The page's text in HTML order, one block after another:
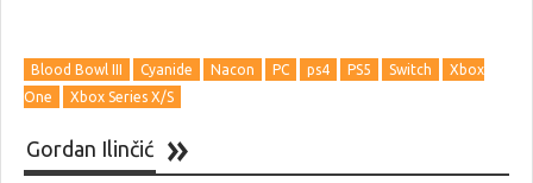
Blood Bowl III Cyanide Nacon PC ps4 PS5 Switch
Xbox
One
Xbox Series X/S
Gordan Ilinčić